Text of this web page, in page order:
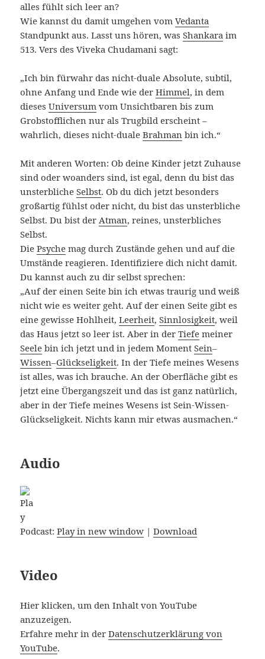
alles fühlt sich leer an?
Wie kannst du damit umgehen vomVedanta
Standpunkt aus. Lasst uns hören, wasShankara im
513. Vers des Viveka Chudamani sagt:
„Ich bin fürwahr das nicht-duale Absolute, subtil,
ohne Anfang und Ende wie derHimmel, in dem
diesesUniversum vom Unsichtbaren bis zum
Grobstofflichen nur als Trugbild erscheint –
wahrlich, dieses nicht-dualeBrahman bin ich.“
Mit anderen Worten: Ob deine Kinder jetzt Zuhause
sind oder woanders sind, ist egal, denn du bist das
unsterblicheSelbst. Ob du dich jetzt besonders
großartig fühlst oder nicht, du bist das unsterbliche
Selbst. Du bist derAtman, reines, unsterbliches
Selbst.
DiePsyche mag durch Zustände gehen und auf die
Umstände reagieren. Identifiziere dich nicht damit.
Du kannst auch zu dir selbst sprechen:
„Auf der einen Seite bin ich etwas traurig und weiß
nicht wie es weiter geht. Auf der einen Seite gibt es
eine gewisse Hohlheit,Leerheit,Sinnlosigkeit, weil
das Haus jetzt so leer ist. Aber in derTiefe meiner
Seele bin ich jetzt und in jedem MomentSein–
Wissen–Glückseligkeit. In der Tiefe meines Wesens
ist alles, was ich brauche. An der Oberfläche gibt es
jetzt eine Übergangszeit und das ist ganz natürlich,
aber in der Tiefe meines Wesens ist Sein-Wissen-
Glückseligkeit. Nichts kann mir etwas ausmachen.“
Audio
Podcast:Play in new window |Download
Video
„VC513
UND
SORGEN
DIE
Hier klicken, um den Inhalt von YouTube
anzuzeigen.
Erfahre mehr in derDatenschutzerklärung von
YouTube.